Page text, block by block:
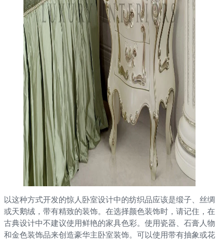
以这种方式开发的惊人卧室设计中的纺织品应该是缎子、丝绸
或天鹅绒，带有精致的装饰。在选择颜色装饰时，请记住，在
古典设计中不建议使用鲜艳的家具色彩。使用瓷器、石膏人物
和金色装饰品来创造豪华主卧室装饰。可以使用带有抽象或花